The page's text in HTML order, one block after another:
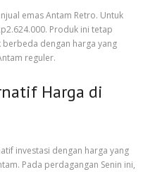
emas Antam Retro. Untuk
Produk ini tetap
dengan harga yang
reguler.
Harga di
investasi dengan harga yang
Pada perdagangan Senin ini,